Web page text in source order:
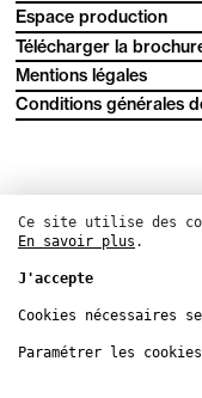
Espace production
Télécharger la
Mentions légales
Conditions générales
Ce site utilise des
En savoir plus .
J'accepte
Cookies nécessaires
Paramétrer les cookies